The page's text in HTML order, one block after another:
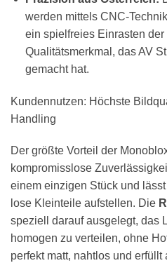
werden mittels CNC-
ein spielfreies Einrasten
Qualitätsmerkmal, das AV
gemacht hat.
Kundennutzen: Höchste
Handling
Der größte Vorteil der
kompromisslose
einem einzigen Stück und
lose Kleinteile aufstellen. Die
speziell darauf ausgelegt, das
homogen zu verteilen, ohne
perfekt matt, nahtlos und erfüllt